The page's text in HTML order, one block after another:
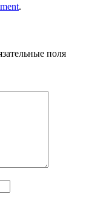
.
поля